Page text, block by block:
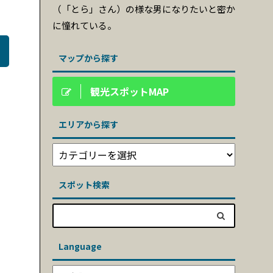
（「とら」さん）の様な男になりたいと密か
に憧れている。
マップから探す
観光スポットMAP
エリアから探す
スポット検索
Language